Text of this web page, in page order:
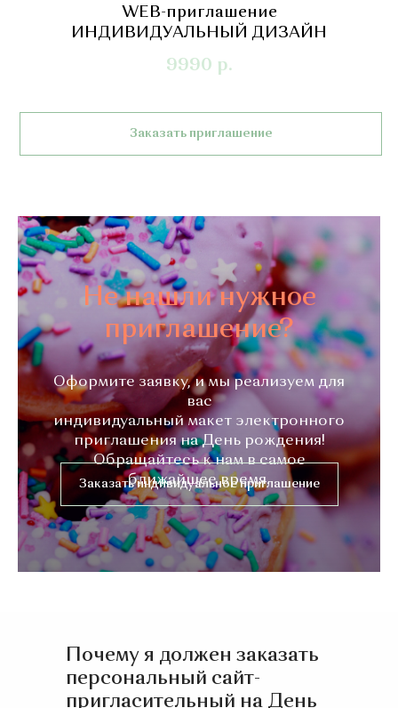
WEB-приглашение
ИНДИВИДУАЛЬНЫЙ ДИЗАЙН
9990 р.
Заказать приглашение
Не нашли нужное
приглашение?
Оформите заявку, и мы реализуем для
вас
индивидуальный макет электронного
приглашения на День рождения!
Обращайтесь к нам в самое
ближайшее время.
Заказать индивидуальное приглашение
Почему я должен заказать
персональный сайт-
пригласительный на День